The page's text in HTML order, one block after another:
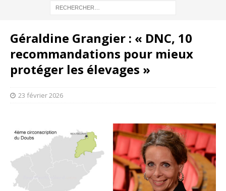
Géraldine Grangier : « DNC, 10
recommandations pour mieux
protéger les élevages »
23 février 2026